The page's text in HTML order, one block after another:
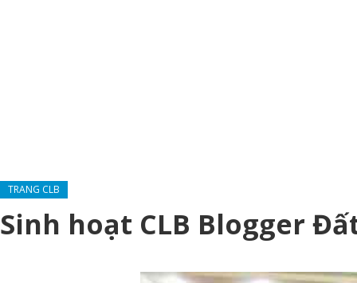
TRANG CLB
Sinh hoạt CLB Blogger